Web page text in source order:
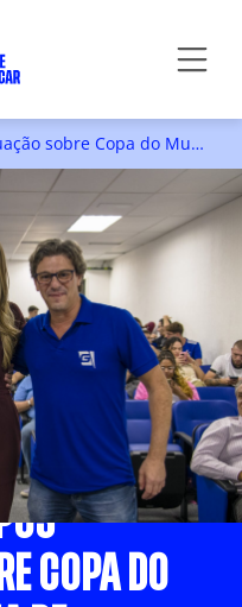
Aula aberta da pós-graduação sobre Copa do Mundo vira tema de reportagem na TV Gazeta
COPA DO